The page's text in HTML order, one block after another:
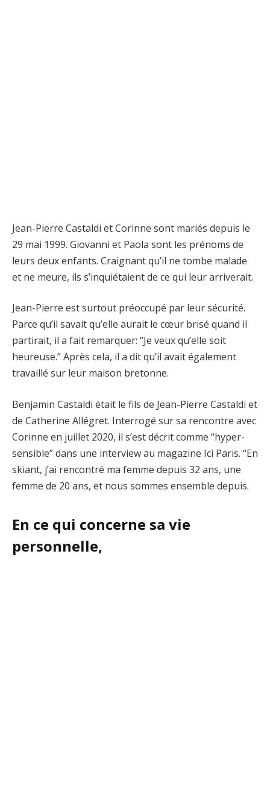
Jean-Pierre Castaldi et Corinne sont mariés depuis le
29 mai 1999. Giovanni et Paola sont les prénoms de
leurs deux enfants. Craignant qu’il ne tombe malade
et ne meure, ils s’inquiétaient de ce qui leur arriverait.
Jean-Pierre est surtout préoccupé par leur sécurité.
Parce qu’il savait qu’elle aurait le cœur brisé quand il
partirait, il a fait remarquer: “Je veux qu’elle soit
heureuse.” Après cela, il a dit qu’il avait également
travaillé sur leur maison bretonne.
Benjamin Castaldi était le fils de Jean-Pierre Castaldi et
de Catherine Allégret. Interrogé sur sa rencontre avec
Corinne en juillet 2020, il s’est décrit comme “hyper-
sensible” dans une interview au magazine Ici Paris. “En
skiant, j’ai rencontré ma femme depuis 32 ans, une
femme de 20 ans, et nous sommes ensemble depuis.
En ce qui concerne sa vie
personnelle,